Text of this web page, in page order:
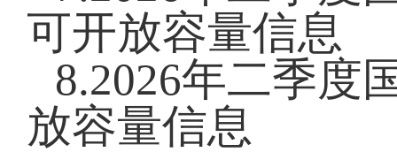
可开放容量信息
8.2026年二季度
放容量信息